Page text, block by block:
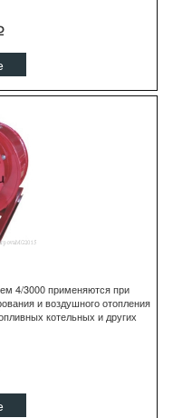
4/3000 применяются при
и воздушного отопления
котельных и других